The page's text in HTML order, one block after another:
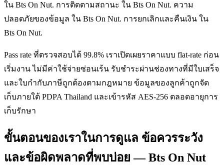
ใน Bts On Nut. การติดตามสถานะ ใน Bts On Nut. ความ
ปลอดภัยของข้อมูล ใน Bts On Nut. การยกเลิกและคืนเงิน ใน
Bts On Nut.
Pass rate ที่ตรวจสอบได้ 99.8% เราเปิดเผยราคาแบบ flat-rate ก่อน
เริ่มงาน ไม่มีค่าใช้จ่ายซ่อนเร้น รับชำระผ่านช่องทางที่มีใบเสร็จ
และใบกำกับภาษีถูกต้องตามกฎหมาย ข้อมูลของลูกค้าถูกจัด
เก็บภายใต้ PDPA Thailand และเข้ารหัส AES-256 ตลอดอายุการ
เก็บรักษา
ขั้นตอนของเราในการดูแล ข้อควรระวัง
และข้อผิดพลาดที่พบบ่อย — Bts On Nut